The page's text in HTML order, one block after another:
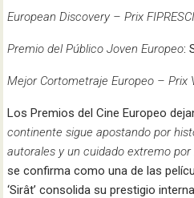
European Discovery – Prix
Premio del Público Joven Europeo:
Mejor Cortometraje Europeo – Prix
Los Premios del Cine Europeo
continente sigue apostando por
autorales y un cuidado extremo
se confirma como una de las
‘Sirât’ consolida su prestigio